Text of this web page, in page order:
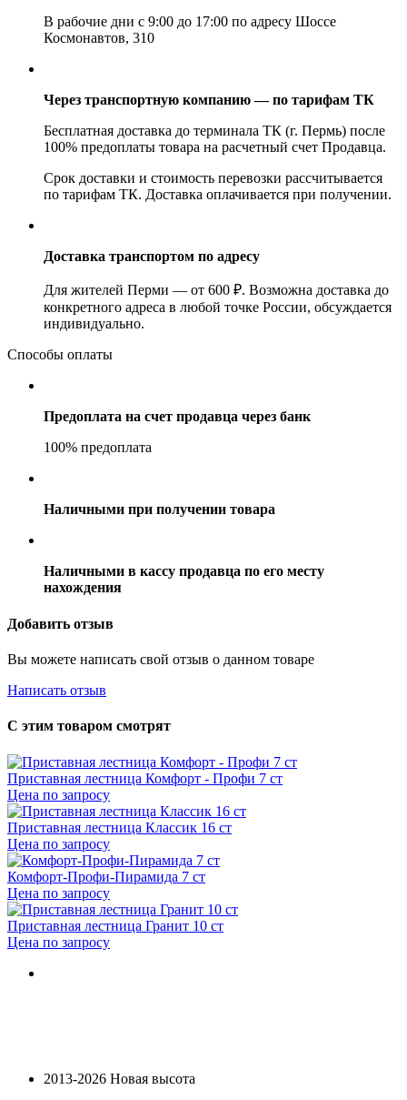
В рабочие дни с 9:00 до 17:00 по адресу Шоссе
Космонавтов, 310
Через транспортную компанию — по тарифам ТК
Бесплатная доставка до терминала ТК (г. Пермь) после
100% предоплаты товара на расчетный счет Продавца.
Срок доставки и стоимость перевозки рассчитывается
по тарифам ТК. Доставка оплачивается при получении.
Доставка транспортом по адресу
Для жителей Перми — от 600 ₽. Возможна доставка до
конкретного адреса в любой точке России, обсуждается
индивидуально.
Способы оплаты
Предоплата на счет продавца через банк
100% предоплата
Наличными при получении товара
Наличными в кассу продавца по его месту
нахождения
Добавить отзыв
Вы можете написать свой отзыв о данном товаре
Написать отзыв
С этим товаром смотрят
Приставная лестница Комфорт - Профи 7 ст
Цена по запросу
Приставная лестница Классик 16 ст
Цена по запросу
Комфорт-Профи-Пирамида 7 ст
Цена по запросу
Приставная лестница Гранит 10 ст
Цена по запросу
2013-2026 Новая высота